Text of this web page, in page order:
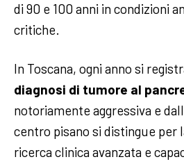
di 90 e 100 anni in condizioni
critiche.
In Toscana, ogni anno si
diagnosi di tumore al
notoriamente aggressiva e
centro pisano si distingue per
ricerca clinica avanzata e